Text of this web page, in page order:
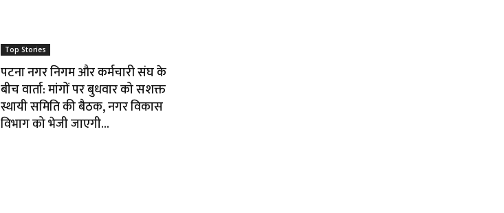
Top Stories
पटना नगर निगम और कर्मचारी संघ के
बीच वार्ता: मांगों पर बुधवार को सशक्त
स्थायी समिति की बैठक, नगर विकास
विभाग को भेजी जाएगी...